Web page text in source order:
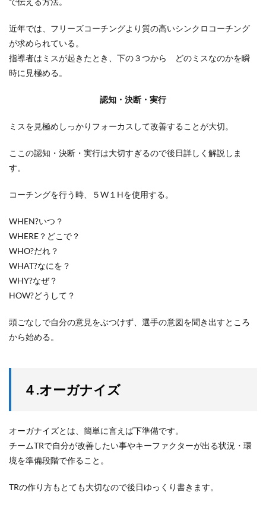
近年では、フリーズコーチングより質の高いシンクロコーチング
が求められている。
指導者はミスが起きたとき、下の３つから どのミスなのかを瞬
時に見極める。
認知・決断・実行
ミスを見極めしっかりフォーカスして改善することが大切。
ここの認知・決断・実行は大切すぎるので後日詳しく解説しま
す。
コーチングを行う時、５W１Hを使用する。
WHEN?いつ？
WHERE？どこで？
WHO?だれ？
WHAT?なにを？
WHY?なぜ？
HOW?どうして？
頭ごなしで自分の意見をぶつけず、選手の意図を聞き出すところ
から始める。
４.オーガナイズ
オーガナイズとは、簡単に言えば下準備です。
チームTRで自分が改善したい事やキーファクターが出る状況・環
境を準備段階で作ること。
TRの作り方もとても大切なので後日ゆっくり書きます。